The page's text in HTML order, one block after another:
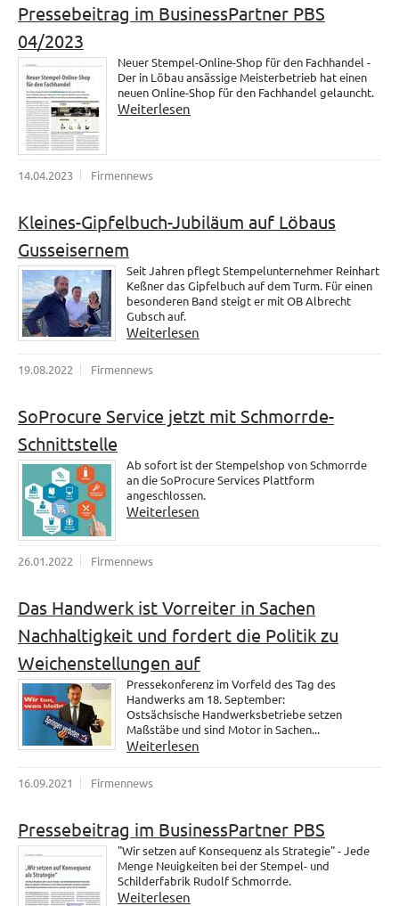
Pressebeitrag im BusinessPartner PBS
04/2023
Neuer Stempel-Online-Shop für den Fachhandel -
Der in Löbau ansässige Meisterbetrieb hat einen
neuen Online-Shop für den Fachhandel gelauncht.
Weiterlesen
14.04.2023 Firmennews
Kleines-Gipfelbuch-Jubiläum auf Löbaus
Gusseisernem
Seit Jahren pflegt Stempelunternehmer Reinhart
Keßner das Gipfelbuch auf dem Turm. Für einen
besonderen Band steigt er mit OB Albrecht
Gubsch auf.
Weiterlesen
19.08.2022 Firmennews
SoProcure Service jetzt mit Schmorrde-
Schnittstelle
Ab sofort ist der Stempelshop von Schmorrde
an die SoProcure Services Plattform
angeschlossen.
Weiterlesen
26.01.2022 Firmennews
Das Handwerk ist Vorreiter in Sachen
Nachhaltigkeit und fordert die Politik zu
Weichenstellungen auf
Pressekonferenz im Vorfeld des Tag des
Handwerks am 18. September:
Ostsächsische Handwerksbetriebe setzen
Maßstäbe und sind Motor in Sachen...
Weiterlesen
16.09.2021 Firmennews
Pressebeitrag im BusinessPartner PBS
"Wir setzen auf Konsequenz als Strategie" - Jede
Menge Neuigkeiten bei der Stempel- und
Schilderfabrik Rudolf Schmorrde.
Weiterlesen